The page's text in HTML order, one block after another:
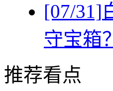
[07/31]
守宝箱？
推荐看点